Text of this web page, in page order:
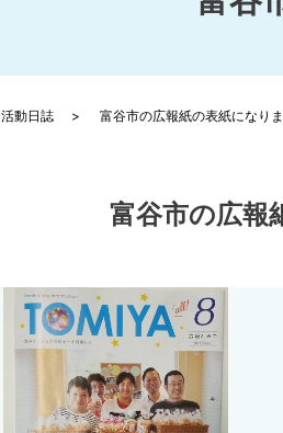
活動日誌 富谷市の広報紙の表紙になり
富谷市の広報